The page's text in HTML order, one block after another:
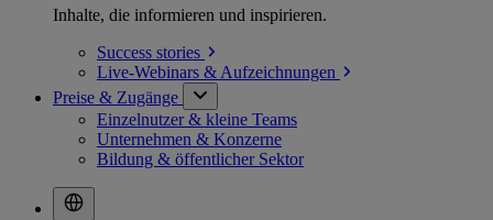
Inhalte, die informieren und inspirieren.
Success stories
Live-Webinars & Aufzeichnungen
Preise & Zugänge
Einzelnutzer & kleine Teams
Unternehmen & Konzerne
Bildung & öffentlicher Sektor